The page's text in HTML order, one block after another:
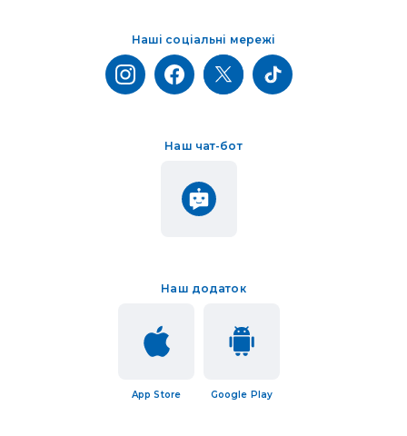
Наш додаток
App Store Google Play
Наш чат-бот
Наші соціальні мережі